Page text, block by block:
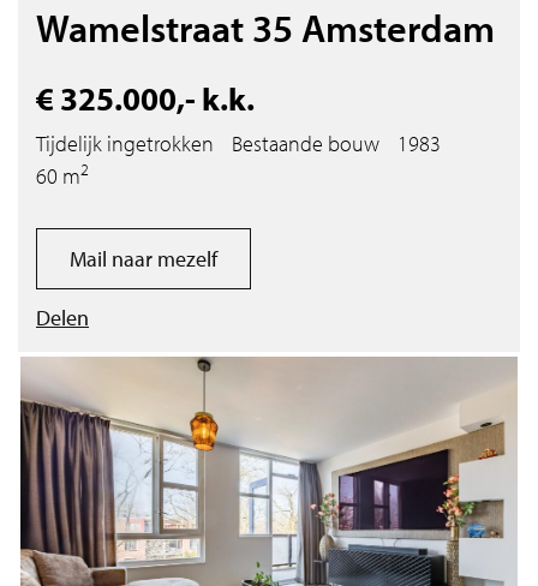
Wamelstraat 35 Amsterdam
€ 325.000,- k.k.
Tijdelijk ingetrokken Bestaande bouw
1983
60 m2
Mail naar mezelf
Delen